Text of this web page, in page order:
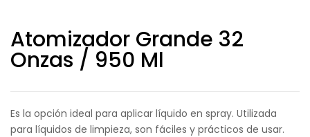
Atomizador Grande 32
Onzas / 950 Ml
Es la opción ideal para aplicar líquido en spray. Utilizada
para líquidos de limpieza, son fáciles y prácticos de usar.